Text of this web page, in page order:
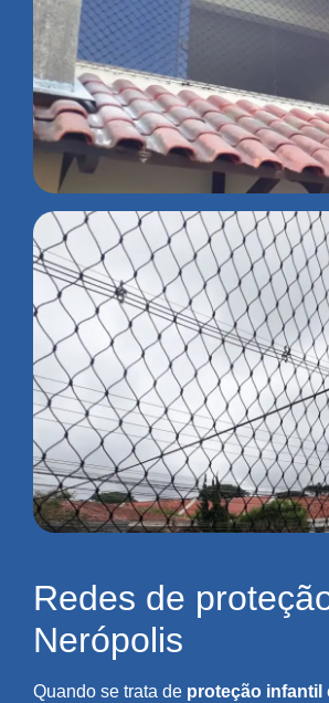
Redes de
Nerópolis
Quando se trata de proteção infantil